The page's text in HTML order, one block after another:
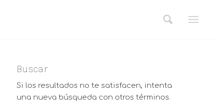
Buscar
Si los resultados no te satisfacen, intenta
una nueva búsqueda con otros términos.